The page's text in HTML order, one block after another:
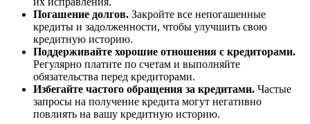
Погашение долгов. Закройте все непогашенные
кредиты и задолженности, чтобы улучшить свою
кредитную историю.
Поддерживайте хорошие отношения с кредиторами.
Регулярно платите по счетам и выполняйте
обязательства перед кредиторами.
Избегайте частого обращения за кредитами. Частые
запросы на получение кредита могут негативно
повлиять на вашу кредитную историю.